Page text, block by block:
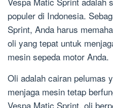
populer di Indonesia.
Sprint, Anda harus
oli yang tepat untuk
mesin sepeda motor Anda.
Oli adalah cairan pelumas
menjaga mesin tetap
Vespa Matic Sprint, oli